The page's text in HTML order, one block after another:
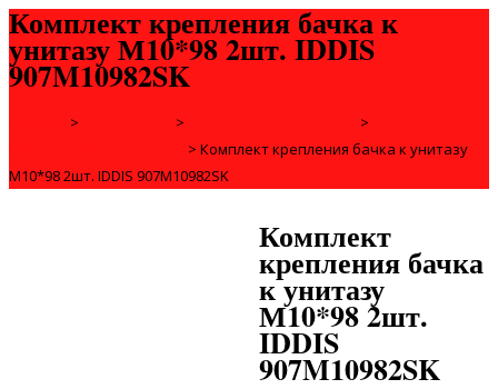
Комплект крепления бачка к
унитазу М10*98 2шт. IDDIS
907M10982SK
> > >
> Комплект крепления бачка к унитазу
М10*98 2шт. IDDIS 907M10982SK
Комплект
крепления бачка
к унитазу
М10*98 2шт.
IDDIS
907M10982SK